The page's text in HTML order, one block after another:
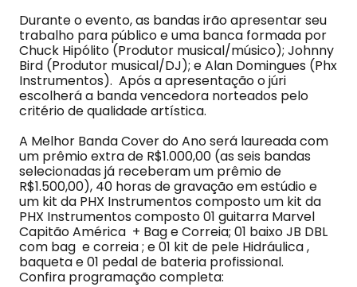
Durante o evento, as bandas irão apresentar seu
trabalho para público e uma banca formada por
Chuck Hipólito (Produtor musical/músico); Johnny
Bird (Produtor musical/DJ); e Alan Domingues (Phx
Instrumentos). Após a apresentação o júri
escolherá a banda vencedora norteados pelo
critério de qualidade artística.
A Melhor Banda Cover do Ano será laureada com
um prêmio extra de R$1.000,00 (as seis bandas
selecionadas já receberam um prêmio de
R$1.500,00), 40 horas de gravação em estúdio e
um kit da PHX Instrumentos composto um kit da
PHX Instrumentos composto 01 guitarra Marvel
Capitão América + Bag e Correia; 01 baixo JB DBL
com bag e correia ; e 01 kit de pele Hidráulica ,
baqueta e 01 pedal de bateria profissional.
Confira programação completa: